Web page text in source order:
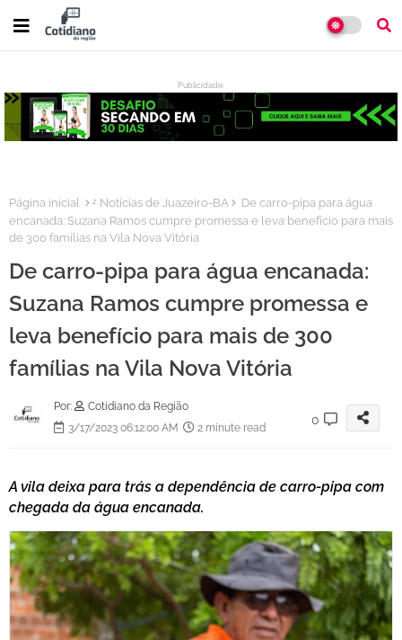
Publicidade:
:
Página inicial ᶻ Notícias de Juazeiro-BA
De carro-pipa para água
encanada: Suzana Ramos cumpre promessa e leva benefício para mais
de 300 famílias na Vila Nova Vitória
De carro-pipa para água encanada:
Suzana Ramos cumpre promessa e
leva benefício para mais de 300
famílias na Vila Nova Vitória
Por:
Cotidiano da Região
3/17/2023 06:12:00 AM
2 minute read
0
A vila deixa para trás a dependência de carro-pipa com
chegada da água encanada.